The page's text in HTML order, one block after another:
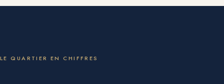
LE QUARTIER EN CHIFFRES